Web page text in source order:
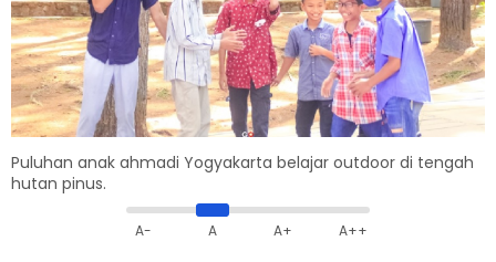
Puluhan anak ahmadi Yogyakarta belajar outdoor di tengah
hutan pinus.
A- A A+ A++